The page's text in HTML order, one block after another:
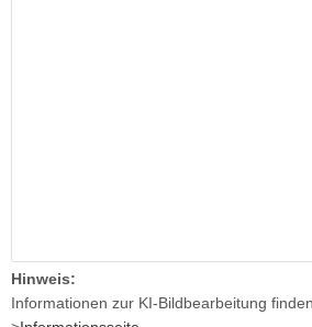
Hinweis:
Informationen zur KI-Bildbearbeitung